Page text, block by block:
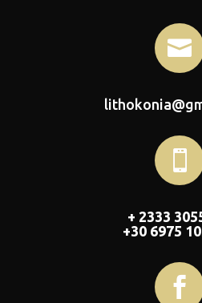


+ 2333
+30 6975
